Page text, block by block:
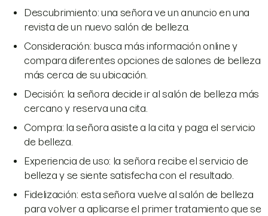
Descubrimiento: una señora ve un anuncio en una
revista de un nuevo salón de belleza.
Consideración: busca más información online y
compara diferentes opciones de salones de belleza
más cerca de su ubicación.
Decisión: la señora decide ir al salón de belleza más
cercano y reserva una cita.
Compra: la señora asiste a la cita y paga el servicio
de belleza.
Experiencia de uso: la señora recibe el servicio de
belleza y se siente satisfecha con el resultado.
Fidelización: esta señora vuelve al salón de belleza
para volver a aplicarse el primer tratamiento que se